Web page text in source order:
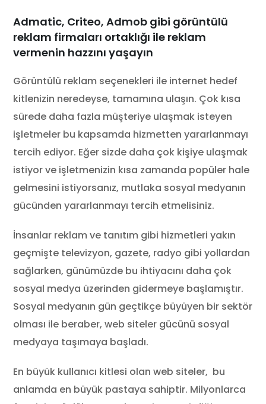
Admatic, Criteo, Admob gibi görüntülü
reklam firmaları ortaklığı ile reklam
vermenin hazzını yaşayın
Görüntülü reklam seçenekleri ile internet hedef
kitlenizin neredeyse, tamamına ulaşın. Çok kısa
sürede daha fazla müşteriye ulaşmak isteyen
işletmeler bu kapsamda hizmetten yararlanmayı
tercih ediyor. Eğer sizde daha çok kişiye ulaşmak
istiyor ve işletmenizin kısa zamanda popüler hale
gelmesini istiyorsanız, mutlaka sosyal medyanın
gücünden yararlanmayı tercih etmelisiniz.
İnsanlar reklam ve tanıtım gibi hizmetleri yakın
geçmişte televizyon, gazete, radyo gibi yollardan
sağlarken, günümüzde bu ihtiyacını daha çok
sosyal medya üzerinden gidermeye başlamıştır.
Sosyal medyanın gün geçtikçe büyüyen bir sektör
olması ile beraber, web siteler gücünü sosyal
medyaya taşımaya başladı.
En büyük kullanıcı kitlesi olan web siteler, bu
anlamda en büyük pastaya sahiptir. Milyonlarca